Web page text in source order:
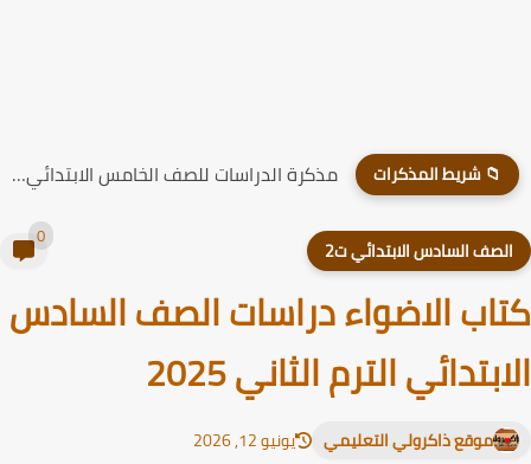
📁 شريط المذكرات مذكرة الدراسات للصف الخامس الابتدائي الترم الاول 2026
السادس الابتدائي ت2
الاضواء دراسات الصف السادس
الترم الثاني 2025
موقع ذاكرولي التعليمي يونيو 12, 2026